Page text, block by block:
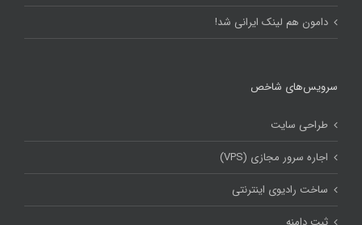
دامون هم لینک ایرانی شد!
سرویس‌های شاخص
طراحی سایت
اجاره سرور مجازی (VPS)
ساخت رادیوی اینترنتی